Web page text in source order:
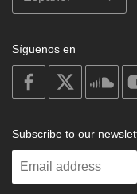
Síguenos en
on
facebook
Subscribe to our
Enter